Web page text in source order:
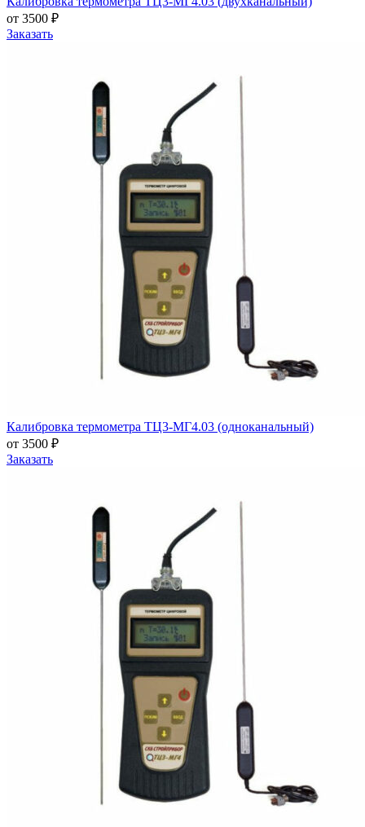
от 3500 ₽
Заказать
Калибровка термометра ТЦ3-МГ4.03 (одноканальный)
от 3500 ₽
Заказать